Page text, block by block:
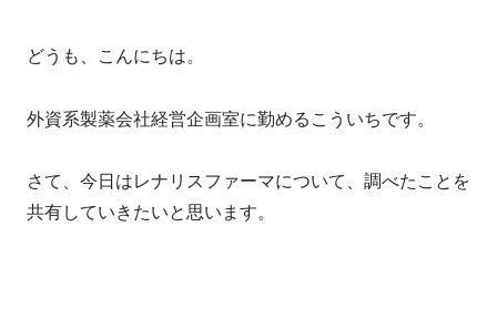
どうも、こんにちは。
外資系製薬会社経営企画室に勤めるこういちです。
さて、今日はレナリスファーマについて、調べたことを
共有していきたいと思います。